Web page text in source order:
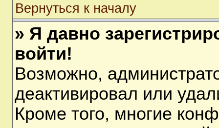
Вернуться к началу
» Я давно
войти!
Возможно,
деактивировал или
Кроме того, многие